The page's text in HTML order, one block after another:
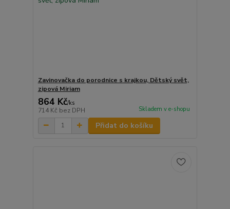
Zavinovačka do porodnice s krajkou, Dětský svět,
zipová Miriam
864 Kč/ks
714 Kč bez DPH Skladem v e-shopu
Přidat do košíku